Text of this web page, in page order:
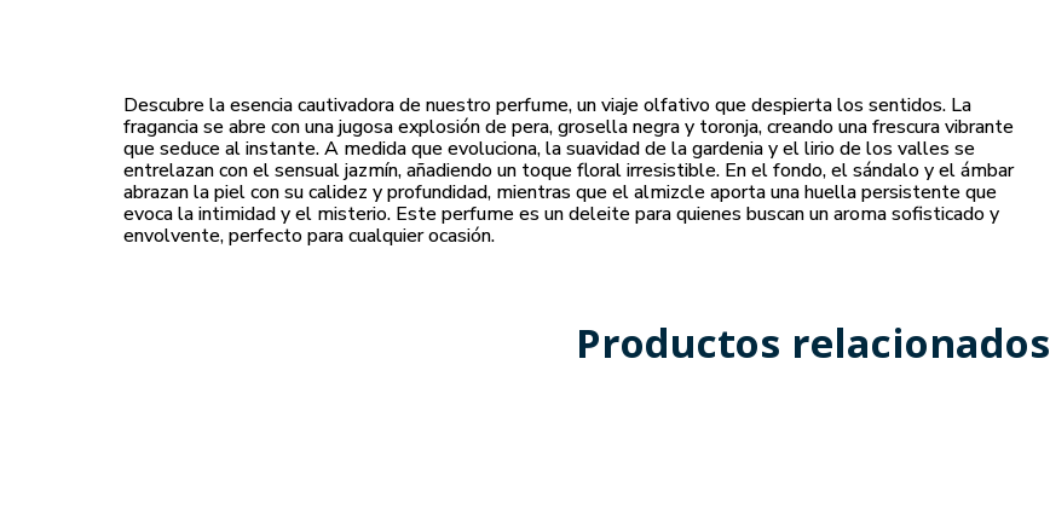
Descubre la esencia cautivadora de nuestro perfume, un viaje olfativo que despierta los sentidos. La
fragancia se abre con una jugosa explosión de pera, grosella negra y toronja, creando una frescura vibrante
que seduce al instante. A medida que evoluciona, la suavidad de la gardenia y el lirio de los valles se
entrelazan con el sensual jazmín, añadiendo un toque floral irresistible. En el fondo, el sándalo y el ámbar
abrazan la piel con su calidez y profundidad, mientras que el almizcle aporta una huella persistente que
evoca la intimidad y el misterio. Este perfume es un deleite para quienes buscan un aroma sofisticado y
envolvente, perfecto para cualquier ocasión.
Productos relacionados